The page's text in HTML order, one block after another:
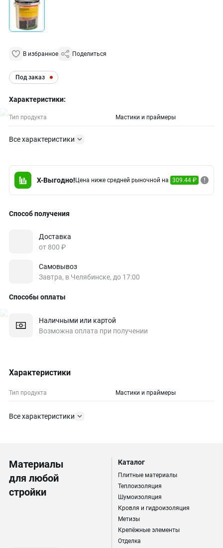
В избранное Поделиться
Под заказ
Характеристики:
Тип продукта Мастики и праймеры
Все характеристики
X-Выгодно! Цена ниже средней рыночной на 309.44 ₽
Способ получения
Доставка
от 800 ₽
Самовывоз
Завтра, в Челябинске, до 17:00
Способы оплаты
Наличными или картой
Возможна оплата при получении
Характеристики
Тип продукта Мастики и праймеры
Все характеристики
Материалы
для любой
стройки
Каталог
Плитные материалы
Теплоизоляция
Шумоизоляция
Кровля и гидроизоляция
Метизы
Крепёжные элементы
Отделка